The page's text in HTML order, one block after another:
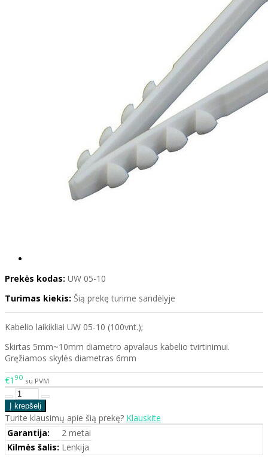
Prekės kodas: UW 05-10
Turimas kiekis: Šią prekę turime sandėlyje
Kabelio laikikliai UW 05-10 (100vnt.);
Skirtas 5mm~10mm diametro apvalaus kabelio tvirtinimui.
Gręžiamos skylės diametras 6mm
€1 90 su PVM
Turite klausimų apie šią prekę? Klauskite
Garantija:
2 metai
Kilmės šalis: Lenkija